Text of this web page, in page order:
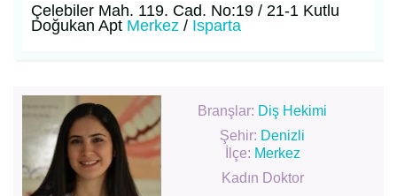
Çelebiler Mah. 119. Cad. No:19 / 21-1 Kutlu
Doğukan Apt Merkez / Isparta
Branşlar: Diş Hekimi
Şehir: Denizli
İlçe: Merkez
Kadın Doktor